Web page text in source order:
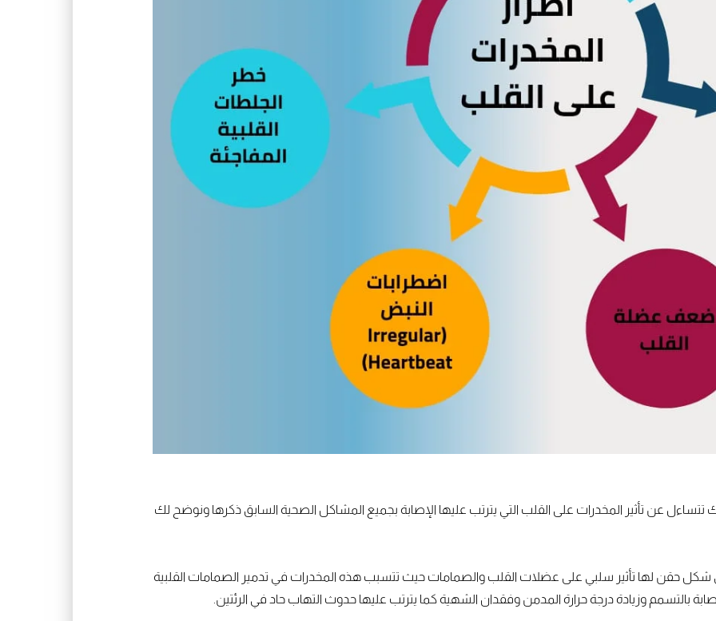
تتساءل عن تأثير المخدرات على القلب التي يترتب عليها الإصابة بجميع المشاكل الصحية السابق ذكرها ونوضح لك
شكل حقن لها تأثير سلبي على عضلات القلب والصمامات حيث تتسبب هذه المخدرات في تدمير الصمامات القلبية
بالتسمم وزيادة درجة حرارة المدمن وفقدان الشهية كما يترتب عليها حدوث التهاب حاد في الرئتين.